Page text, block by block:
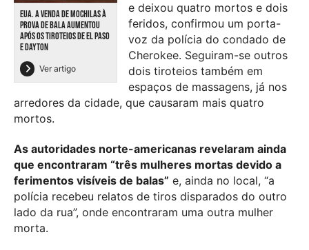
EUA. A VENDA DE MOCHILAS À
PROVA DE BALA AUMENTOU
APÓS OS TIROTEIOS DE EL PASO
E DAYTON
Ver artigo
e deixou quatro mortos e dois
feridos, confirmou um porta-
voz da polícia do condado de
Cherokee. Seguiram-se outros
dois tiroteios também em
espaços de massagens, já nos
arredores da cidade, que causaram mais quatro
mortos.
As autoridades norte-americanas revelaram ainda
que encontraram “três mulheres mortas devido a
ferimentos visíveis de balas” e, ainda no local, “a
polícia recebeu relatos de tiros disparados do outro
lado da rua”, onde encontraram uma outra mulher
morta.